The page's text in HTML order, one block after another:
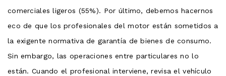
comerciales ligeros (55%). Por último, debemos hacernos
eco de que los profesionales del motor están sometidos a
la exigente normativa de garantía de bienes de consumo.
Sin embargo, las operaciones entre particulares no lo
están. Cuando el profesional interviene, revisa el vehículo